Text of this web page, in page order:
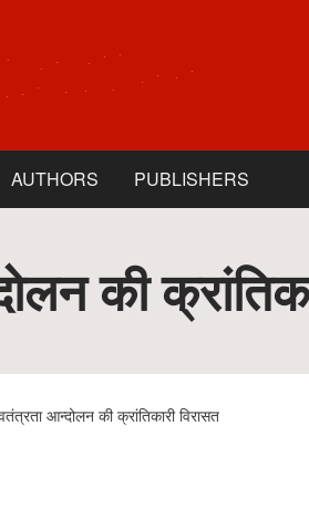
AUTHORS PUBLISHERS
की
आन्दोलन की क्रांतिकारी विरासत